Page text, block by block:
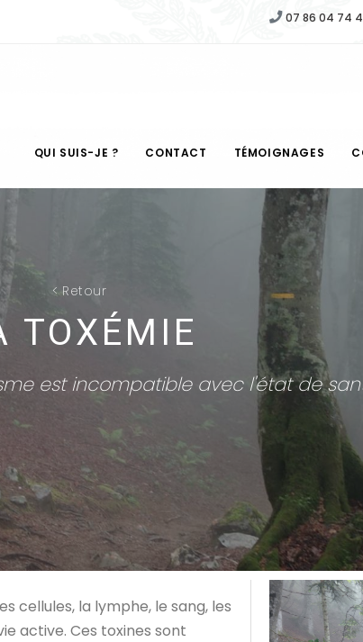
07 86 04 74
QUI SUIS-JE ? CONTACT TÉMOIGNAGES
<Retour
TOXÉMIE
est incompatible avec l'état de
cellules, la lymphe, le sang, les
active. Ces toxines sont